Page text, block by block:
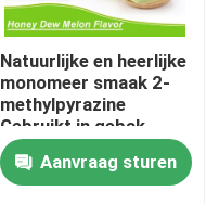
Natuurlijke en heerlijke
monomeer smaak 2-
methylpyrazine
Gebruikt in gebak,
koele dranken, tabak
Aanvraag sturen